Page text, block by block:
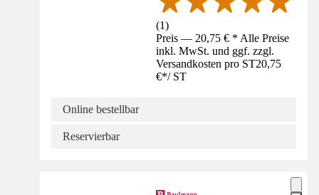
(1)
Preis — 20,75 € * Alle Preise
inkl. MwSt. und ggf. zzgl.
Versandkosten pro ST20,75
€*/ ST
Online bestellbar
Reservierbar